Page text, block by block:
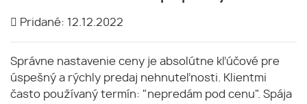
Pridané: 12.12.2022
Správne nastavenie ceny je absolútne kľúčové pre
úspešný a rýchly predaj nehnuteľnosti. Klientmi
často používaný termín: "nepredám pod cenu". Spája